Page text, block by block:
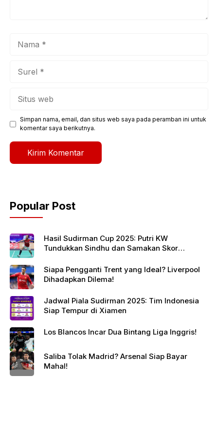
Simpan nama, email, dan situs web saya pada peramban ini untuk
komentar saya berikutnya.
Popular Post
Hasil Sudirman Cup 2025: Putri KW
Tundukkan Sindhu dan Samakan Skor
Siapa Pengganti Trent yang Ideal? Liverpool
Dihadapkan Dilema!
Jadwal Piala Sudirman 2025: Tim Indonesia
Siap Tempur di Xiamen
Los Blancos Incar Dua Bintang Liga Inggris!
Saliba Tolak Madrid? Arsenal Siap Bayar
Mahal!